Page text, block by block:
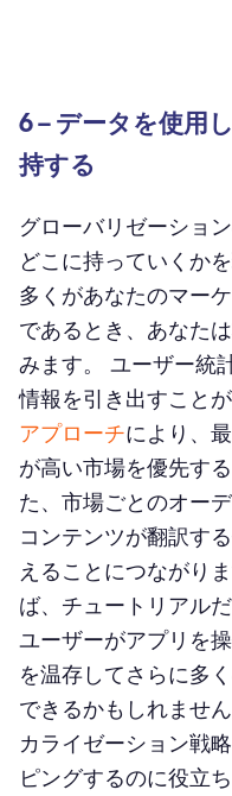
6 – データを使用
持する
グローバリゼーショ
どこに持っていくか
多くがあなたのマー
であるとき、あなた
みます。 ユーザー統
情報を引き出すことが
アプローチにより、
が高い市場を優先す
た、市場ごとのオー
コンテンツが翻訳す
えることにつながり
ば、チュートリアル
ユーザーがアプリを
を温存してさらに多
できるかもしれませ
カライゼーション戦
ピングするのに役立ち